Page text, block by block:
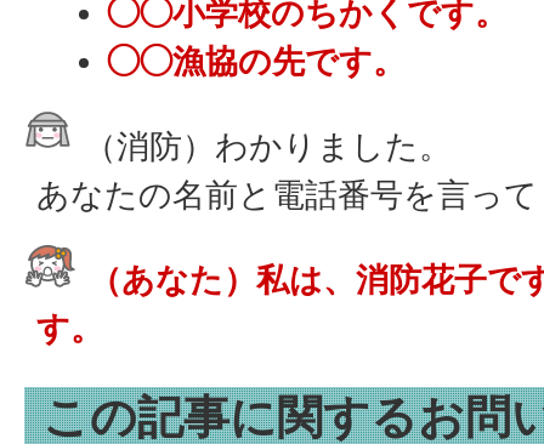
◯◯小学校のちかくです。
◯◯漁協の先です。
（消防）わかりました。
あなたの名前と電話番号を言っ
（あなた）私は、消防花子で
す。
この記事に関するお問